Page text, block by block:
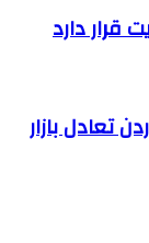
قرار دارد
تعادل بازار